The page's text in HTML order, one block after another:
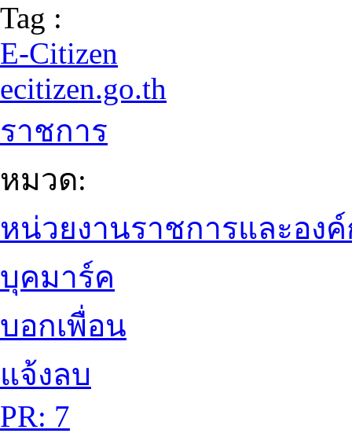
Tag :
E-Citizen
ecitizen.go.th
ราชการ
หมวด:
หน่วยงานราชการและอง
บุคมาร์ค
บอกเพื่อน
แจ้งลบ
PR: 7